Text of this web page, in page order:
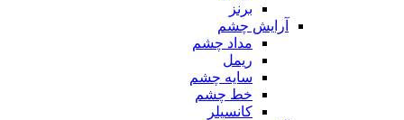
برنز
آرایش چشم
مداد چشم
ریمل
سایه چشم
خط چشم
کانسیلر